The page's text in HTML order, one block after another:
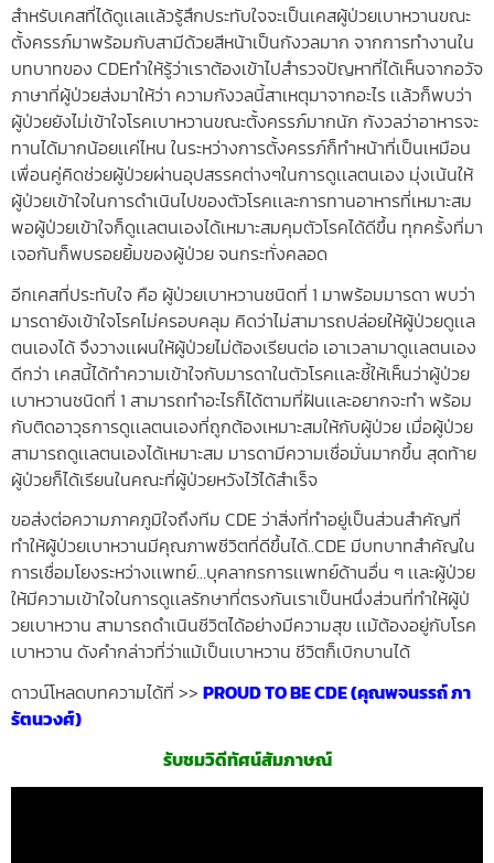
สำหรับเคสที่ได้ดูเเลเเล้วรู้สึกประทับใจจะเป็นเคสผู้ป่วยเบาหวานขณะ
ตั้งครรภ์มาพร้อมกับสามีด้วยสีหน้าเป็นกังวลมาก จากการทำงานใน
บทบาทของ CDEทำให้รู้ว่าเราต้องเข้าไปสำรวจปัญหาที่ได้เห็นจากอวัจ
ภาษาที่ผู้ป่วยส่งมาให้ว่า ความกังวลนี้สาเหตุมาจากอะไร เเล้วก็พบว่า
ผู้ป่วยยังไม่เข้าใจโรคเบาหวานขณะตั้งครรภ์มากนัก กังวลว่าอาหารจะ
ทานได้มากน้อยเเค่ไหน ในระหว่างการตั้งครรภ์ก็ทำหน้าที่เป็นเหมือน
เพื่อนคู่คิดช่วยผู้ป่วยผ่านอุปสรรคต่างๆในการดูเเลตนเอง มุ่งเน้นให้
ผู้ป่วยเข้าใจในการดำเนินไปของตัวโรคเเละการทานอาหารที่เหมาะสม
พอผู้ป่วยเข้าใจก็ดูเเลตนเองได้เหมาะสมคุมตัวโรคได้ดีขึ้น ทุกครั้งที่มา
เจอกันก็พบรอยยิ้มของผู้ป่วย จนกระทั่งคลอด
อีกเคสที่ประทับใจ คือ ผู้ป่วยเบาหวานชนิดที่ 1 มาพร้อมมารดา พบว่า
มารดายังเข้าใจโรคไม่ครอบคลุม คิดว่าไม่สามารถปล่อยให้ผู้ป่วยดูเเล
ตนเองได้ จึงวางเเผนให้ผู้ป่วยไม่ต้องเรียนต่อ เอาเวลามาดูเเลตนเอง
ดีกว่า เคสนี้ได้ทำความเข้าใจกับมารดาในตัวโรคเเละชี้ให้เห็นว่าผู้ป่วย
เบาหวานชนิดที่ 1 สามารถทำอะไรก็ได้ตามที่ฝันเเละอยากจะทำ พร้อม
กับติดอาวุธการดูเเลตนเองที่ถูกต้องเหมาะสมให้กับผู้ป่วย เมื่อผู้ป่วย
สามารถดูเเลตนเองได้เหมาะสม มารดามีความเชื่อมั่นมากขึ้น สุดท้าย
ผู้ป่วยก็ได้เรียนในคณะที่ผู้ป่วยหวังไว้ได้สำเร็จ
ขอส่งต่อความภาคภูมิใจถึงทีม CDE ว่าสิ่งที่ทำอยู่เป็นส่วนสำคัญที่
ทำให้ผู้ป่วยเบาหวานมีคุณภาพชีวิตที่ดีขึ้นได้..CDE มีบทบาทสำคัญใน
การเชื่อมโยงระหว่างเเพทย์…บุคลากรการเเพทย์ด้านอื่น ๆ เเละผู้ป่วย
ให้มีความเข้าใจในการดูเเลรักษาที่ตรงกันเราเป็นหนึ่งส่วนที่ทำให้ผู้ป่
วยเบาหวาน สามารถดำเนินชีวิตได้อย่างมีความสุข เเม้ต้องอยู่กับโรค
เบาหวาน ดังคำกล่าวที่ว่าแม้เป็นเบาหวาน ชีวิตก็เบิกบานได้
ดาวน์โหลดบทความได้ที่ >> PROUD TO BE CDE (คุณพจนรรถ์ ภา
รัตนวงศ์)
รับชมวิดีทัศน์สัมภาษณ์